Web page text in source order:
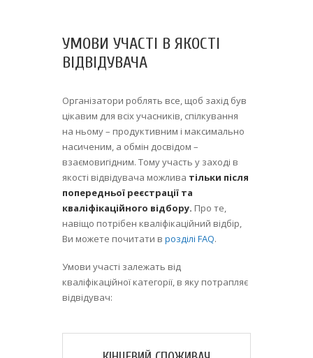
УМОВИ УЧАСТІ В ЯКОСТІ
ВІДВІДУВАЧА
Організатори роблять все, щоб захід був
цікавим для всіх учасників, спілкування
на ньому – продуктивним і максимально
насиченим, а обмін досвідом –
взаємовигідним. Тому участь у заході в
якості відвідувача можлива тільки після
попередньої реєстрації та
кваліфікаційного відбору. Про те,
навіщо потрібен кваліфікаційний відбір,
Ви можете почитати в розділі FAQ.
Умови участі залежать від
кваліфікаційної категорії, в яку потрапляє
відвідувач: